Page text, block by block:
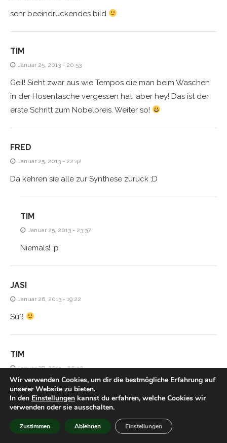
sehr beeindruckendes bild
TIM
Januar 25, 2013 - 20:53
Geil! Sieht zwar aus wie Tempos die man beim Waschen
in der Hosentasche vergessen hat, aber hey! Das ist der
erste Schritt zum Nobelpreis. Weiter so!
FRED
Januar 25, 2013 - 22:42
Da kehren sie alle zur Synthese zurück ;D
TIM
Januar 25, 2013 - 23:37
Niemals! ;p
JASI
Januar 26, 2013 - 19:22
Süß
TIM
Januar 28, 2013 - 00:32
Hmm aber gegen ein gutes Licher kommt das doch nicht
an, oder?
HIACYNTA
Wir verwenden Cookies, um dir die bestmögliche Erfahrung auf
unserer Website zu bieten.
In den Einstellungen kannst du erfahren, welche Cookies wir
verwenden oder sie ausschalten.
Zustimmen Ablehnen Einstellungen